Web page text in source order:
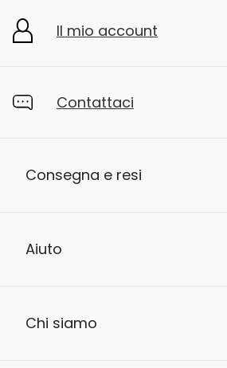
Il mio account
Contattaci
Consegna e resi
Aiuto
Chi siamo